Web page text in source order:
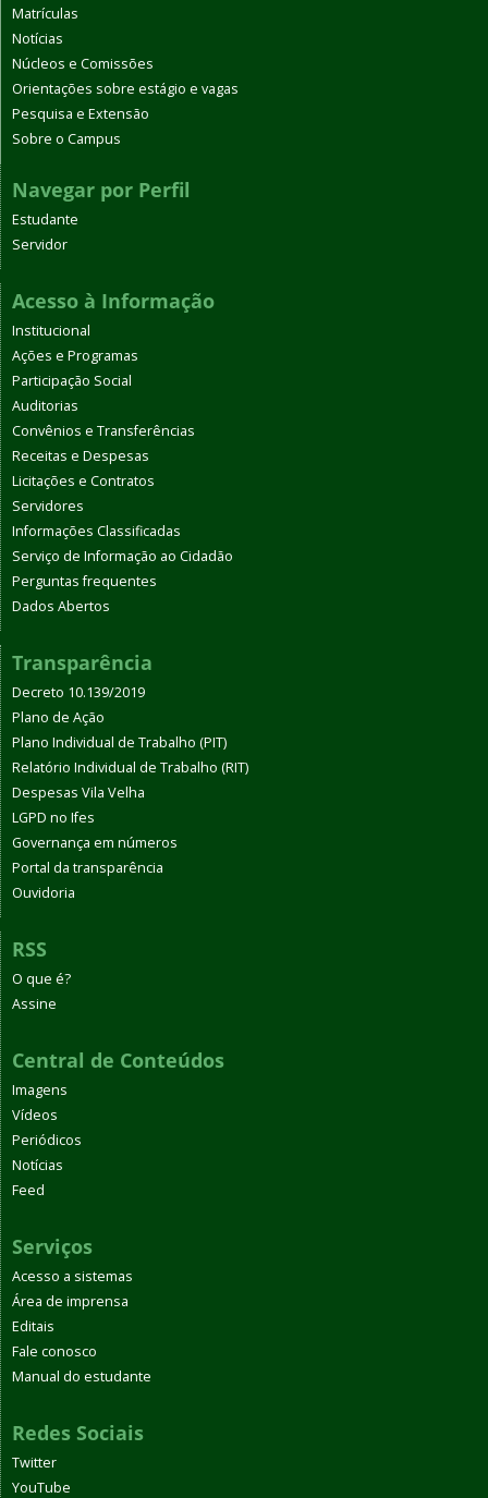
Matrículas
Notícias
Núcleos e Comissões
Orientações sobre estágio e vagas
Pesquisa e Extensão
Sobre o Campus
Navegar por Perfil
Estudante
Servidor
Acesso à Informação
Institucional
Ações e Programas
Participação Social
Auditorias
Convênios e Transferências
Receitas e Despesas
Licitações e Contratos
Servidores
Informações Classificadas
Serviço de Informação ao Cidadão
Perguntas frequentes
Dados Abertos
Transparência
Decreto 10.139/2019
Plano de Ação
Plano Individual de Trabalho (PIT)
Relatório Individual de Trabalho (RIT)
Despesas Vila Velha
LGPD no Ifes
Governança em números
Portal da transparência
Ouvidoria
RSS
O que é?
Assine
Central de Conteúdos
Imagens
Vídeos
Periódicos
Notícias
Feed
Serviços
Acesso a sistemas
Área de imprensa
Editais
Fale conosco
Manual do estudante
Redes Sociais
Twitter
YouTube